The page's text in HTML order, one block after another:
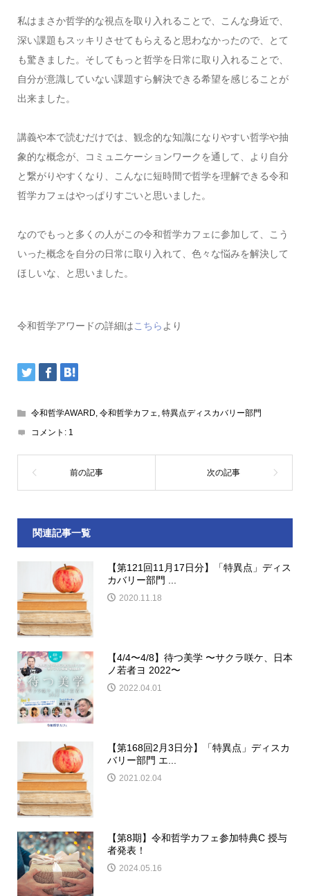
私はまさか哲学的な視点を取り入れることで、こんな身近で、
深い課題もスッキリさせてもらえると思わなかったので、とて
も驚きました。そしてもっと哲学を日常に取り入れることで、
自分が意識していない課題すら解決できる希望を感じることが
出来ました。
講義や本で読むだけでは、観念的な知識になりやすい哲学や抽
象的な概念が、コミュニケーションワークを通して、より自分
と繋がりやすくなり、こんなに短時間で哲学を理解できる令和
哲学カフェはやっぱりすごいと思いました。
なのでもっと多くの人がこの令和哲学カフェに参加して、こう
いった概念を自分の日常に取り入れて、色々な悩みを解決して
ほしいな、と思いました。
令和哲学アワードの詳細はこちら より
令和哲学AWARD 令和哲学カフェ 特異点ディスカバリー部門
コメント: 1
関連記事一覧
【第121回11月17日分】「特異点」ディス
カバリー部門 ...
2020.11.18
【4/4〜4/8】待つ美学 〜サクラ咲ケ、日本
ノ若者ヨ 2022〜
2022.04.01
【第168回2月3日分】「特異点」ディスカ
バリー部門 エ...
2021.02.04
【第8期】令和哲学カフェ参加特典C 授与
者発表！
2024.05.16